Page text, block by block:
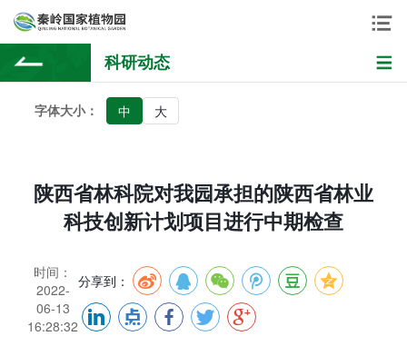
科研动态
字体大小： 中 大
陕西省林科院对我园承担的陕西省林业
科技创新计划项目进行中期检查
时间：
2022-
06-13
16:28:32
分享到：